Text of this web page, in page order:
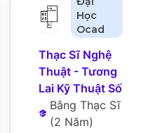
Học
Ocad
Thạc Sĩ Nghệ
Thuật - Tương
Lai Kỹ Thuật Số
Bằng Thạc Sĩ
(2 Năm)